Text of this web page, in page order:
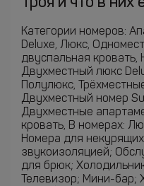
Категории номеров:
Deluxe, Люкс,
двуспальная кровать,
Двухместный люкс
Полулюкс,
Двухместный номер
Двухместные
кровать, В номерах:
Номера для
звукоизоляцией;
для брюк;
Телевизор; Мини-бар;